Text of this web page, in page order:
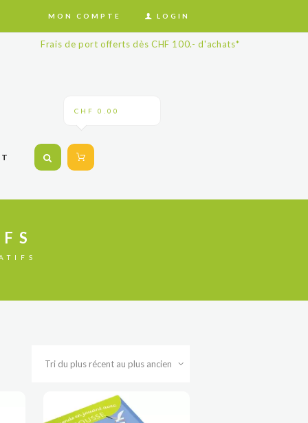
MON COMPTE LOGIN
Frais de port offerts dès CHF 100.- d'achats*
CHF 0.00